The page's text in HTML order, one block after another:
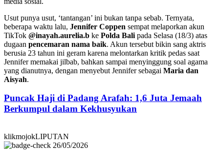
Usut punya usut, ‘tantangan’ ini bukan tanpa sebab. Ternyata,
beberapa waktu lalu, Jennifer Coppen sempat melaporkan akun
TikTok @inayah.aurelia.b ke Polda Bali pada Selasa (18/3) atas
dugaan pencemaran nama baik. Akun tersebut bikin sang aktris
berusia 23 tahun ini geram karena melontarkan kritik pedas saat
Jennifer memakai jilbab, bahkan sampai menyinggung soal agama
yang dianutnya, dengan menyebut Jennifer sebagai Maria dan
Aisyah.
Puncak Haji di Padang Arafah: 1,6 Juta Jemaah
Berkumpul dalam Kekhusyukan
klikmojokLIPUTAN
26/05/2026